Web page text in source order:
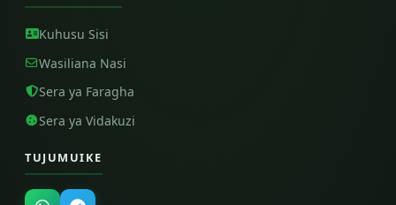
Kuhusu Sisi
Wasiliana Nasi
Sera ya Faragha
Sera ya Vidakuzi
TUJUMUIKE